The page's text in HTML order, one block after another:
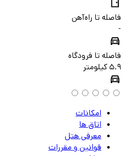
فاصله تا راه‌آهن
-
فاصله تا فرودگاه
5.9 کیلومتر
امکانات
اتاق‌ ها
معرفی هتل
قوانین و مقررات